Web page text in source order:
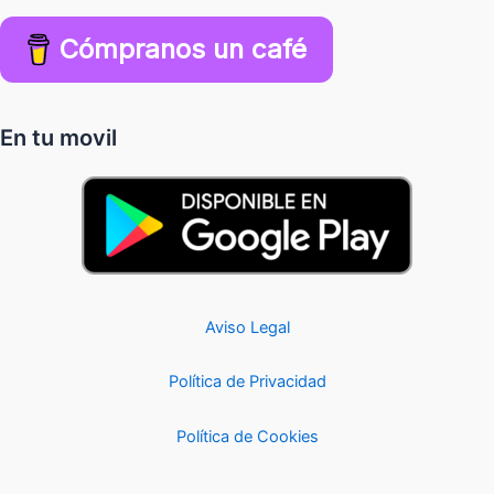
Cómpranos un café
En tu movil
Aviso Legal
Política de Privacidad
Política de Cookies